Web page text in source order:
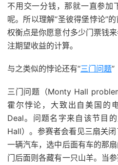
不用交一分钱，那就一直参加
呢。所以理解“圣彼得堡悖论”
权衡点是你愿意付多少门票钱
注期望收益的计算。
与之类似的悖论还有“三门问题”
三门问题（Monty Hall
霍尔悖论，大致出自美国的
Deal。问题名字来自该节目
Hall）。参赛者会看见三扇关
一辆汽车，选中后面有车的那
门后面则各藏有一只山羊。当